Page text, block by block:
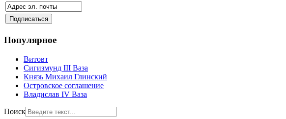
Популярное
Витовт
Сигизмунд III Ваза
Князь Михаил Глинский
Островское соглашение
Владислав IV Ваза
Поиск